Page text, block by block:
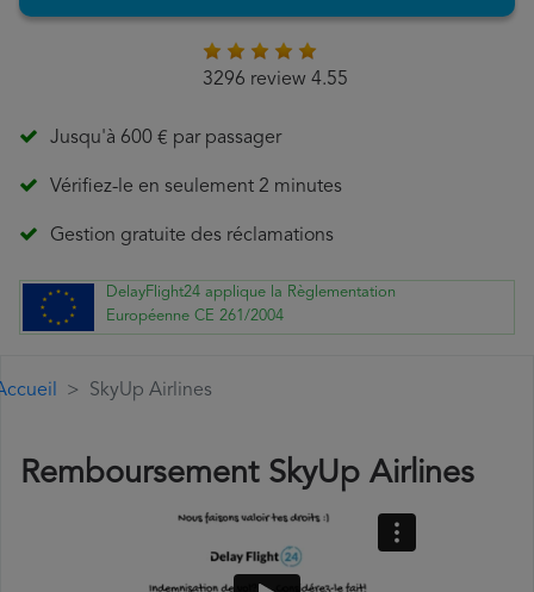
3296 review 4.55
Jusqu'à 600 € par passager
Vérifiez-le en seulement 2 minutes
Gestion gratuite des réclamations
DelayFlight24 applique la Règlementation
Européenne CE 261/2004
SkyUp Airlines
Remboursement SkyUp Airlines